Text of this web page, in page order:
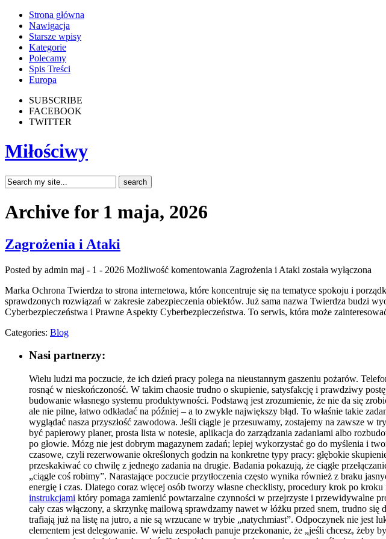
Strona główna
Nawigacja
Starsze wpisy
Kategorie
Polecamy
Spis Treści
Europa
SUBSCRIBE
FACEBOOK
TWITTER
Miłościwy
Archive for 1 maja, 2026
Zagrożenia i Ataki
Posted by admin maj - 1 - 2026 Możliwość komentowania Zagrożenia i Ataki została wyłączona
Marka Ochrona Twierdza to strona internetowa, które koncentruje się na tematyce spokoju i
sprawdzonych rozwiązań w zakresie zabezpieczenia obiektów. Już sama nazwa Twierdza budzi
Cyberbezpieczeństwa i Prawne Aspekty Cyberbezpieczeństwa. To serwis, która może
Categories: Blog
Nasi partnerzy:
Wielu ludzi ma poczucie, że ich dzień pracy polega na nieustannym gaszeniu pożarów.
rosnąć w nieskończoność. W takim chaosie trudno o skupienie, satysfakcję i prawdziwy
budowanie własnego systemu produktywności. Podstawą jest zrozumienie, że nie da się
ale nie pilne, łatwo odkładać na później – a to zwykle największy błąd. To właśnie takie
wyglądać nasza przyszłość zawodowa. Jeśli ciągle je przesuwamy, zostajemy na zawsze
być papierowy planer, prosta lista w notesie, aplikacja do zarządzania zadaniami albo
po głowie. Mózg nie jest dobrym magazynem zadań; lepiej wykorzystać go do myślenia i
czasowe, czyli rezerwowanie określonych godzin na konkretne typy pracy: głębokie
przeskakiwać co chwilę z jednego zadania na drugie. Badania pokazują, że ciągłe
„ciągle coś robimy”. Narastające poczucie przytłoczenia często wynika również z braku
energię i czas. Dlatego coraz więcej osób tworzy własne checklisty, procedury krok po
instrukcjami który pomaga zamienić powtarzalne czynności w przejrzyste i przewidywalne
cały czas włączony, a skrzynkę mailową sprawdzamy nawet w łóżku przed snem, trudno
trafiają już na listę na jutro, a nie są wrzucane w trybie „natychmiast”. Odpoczynek nie
elementem jest delegowanie. W wielu zespołach panuje przekonanie, że „jeśli chcesz, żeby